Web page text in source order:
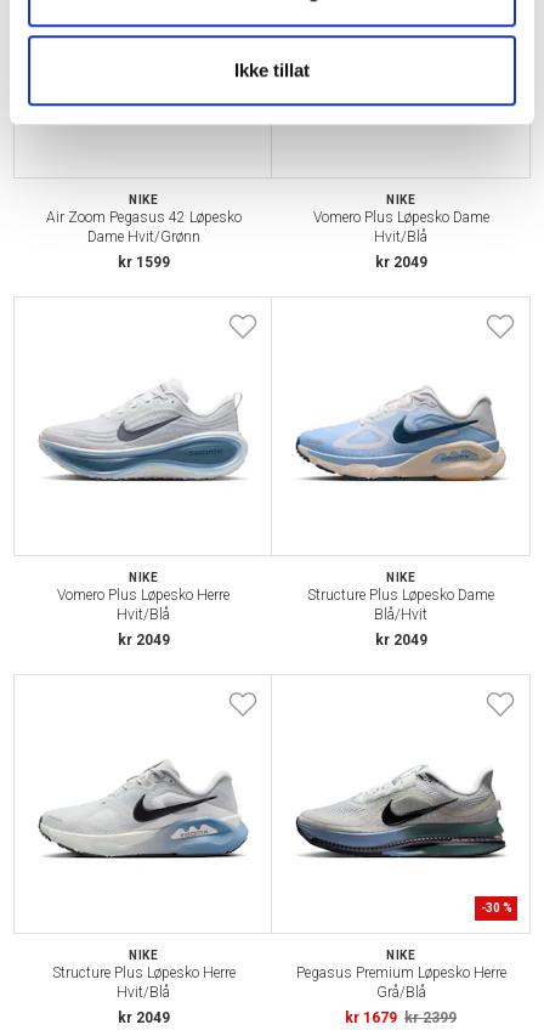
Ikke tillat
NIKE
Air Zoom Pegasus 42 Løpesko
Dame Hvit/Grønn
kr 1599
NIKE
Vomero Plus Løpesko Dame
Hvit/Blå
kr 2049
NIKE
Vomero Plus Løpesko Herre
Hvit/Blå
kr 2049
NIKE
Structure Plus Løpesko Dame
Blå/Hvit
kr 2049
NIKE
Structure Plus Løpesko Herre
Hvit/Blå
kr 2049
-30 %
NIKE
Pegasus Premium Løpesko Herre
Grå/Blå
kr 1679 kr 2399